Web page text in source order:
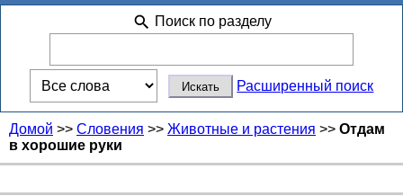
Поиск по разделу
Расширенный поиск
Домой >> Словения >> Животные и растения >> Отдам
в хорошие руки